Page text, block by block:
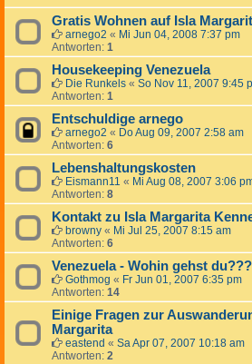
Gratis Wohnen auf Isla
arnego2 « Mi Jun 04, 2008 7:37 pm
Antworten: 1
Housekeeping Venezuela
Die Runkels « So Nov 11, 2007 9:45
Antworten: 1
Entschuldige arnego
arnego2 « Do Aug 09, 2007 2:58 am
Antworten: 6
Lebenshaltungskosten
Eismann11 « Mi Aug 08, 2007 3:06
Antworten: 8
Kontakt zu Isla Margarita
browny « Mi Jul 25, 2007 8:15 am
Antworten: 6
Venezuela - Wohin gehst
Gothmog « Fr Jun 01, 2007 6:35 pm
Antworten: 14
Einige Fragen zur
Margarita
eastend « Sa Apr 07, 2007 10:18 am
Antworten: 2